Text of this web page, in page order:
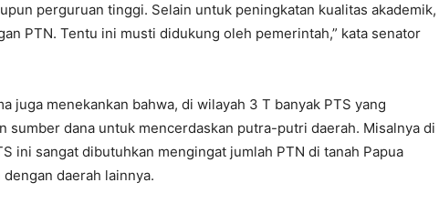
perguruan tinggi. Selain untuk peningkatan kualitas akademik,
PTN. Tentu ini musti didukung oleh pemerintah,” kata senator
juga menekankan bahwa, di wilayah 3 T banyak PTS yang
sumber dana untuk mencerdaskan putra-putri daerah. Misalnya di
ini sangat dibutuhkan mengingat jumlah PTN di tanah Papua
daerah lainnya.